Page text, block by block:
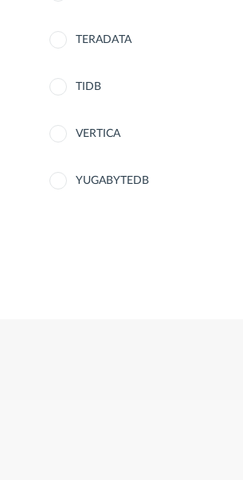
TERADATA
TIDB
VERTICA
YUGABYTEDB